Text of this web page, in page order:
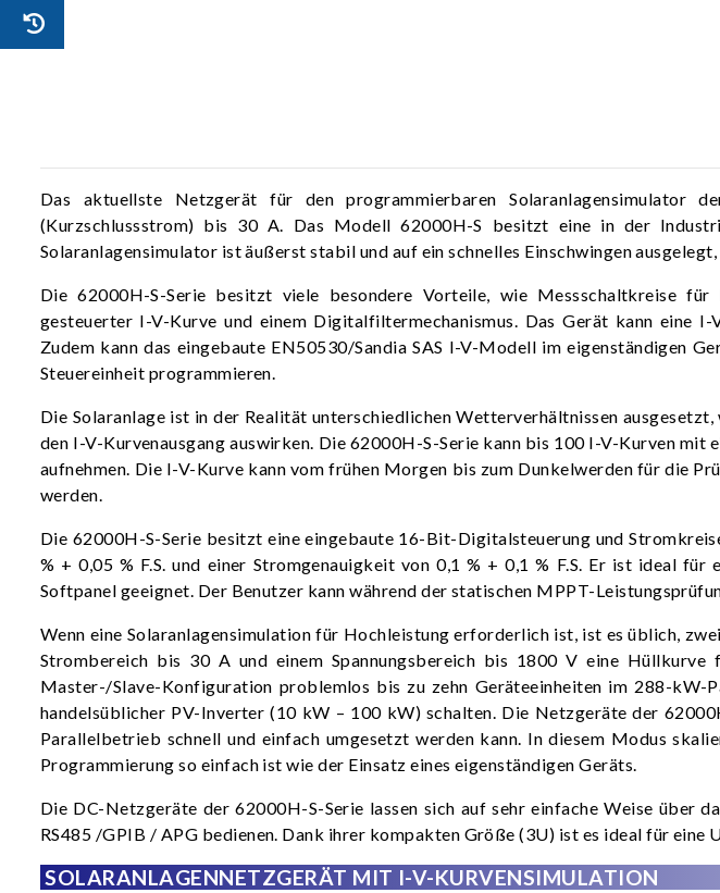
Das aktuellste Netzgerät für den programmierbaren Solaranlagensimulator
(Kurzschlussstrom) bis 30 A. Das Modell 62000H-S besitzt eine in der
Solaranlagensimulator ist äußerst stabil und auf ein schnelles Einschwingen
Die 62000H-S-Serie besitzt viele besondere Vorteile, wie Messschaltkreise
gesteuerter I-V-Kurve und einem Digitalfiltermechanismus. Das Gerät kann eine
Zudem kann das eingebaute EN50530/Sandia SAS I-V-Modell im eigenständigen
Steuereinheit programmieren.
Die Solaranlage ist in der Realität unterschiedlichen Wetterverhältnissen
den I-V-Kurvenausgang auswirken. Die 62000H-S-Serie kann bis 100 I-V-Kurven
aufnehmen. Die I-V-Kurve kann vom frühen Morgen bis zum Dunkelwerden für die
werden.
Die 62000H-S-Serie besitzt eine eingebaute 16-Bit-Digitalsteuerung und
% + 0,05 % F.S. und einer Stromgenauigkeit von 0,1 % + 0,1 % F.S. Er ist ideal
Softpanel geeignet. Der Benutzer kann während der statischen MPPT-
Wenn eine Solaranlagensimulation für Hochleistung erforderlich ist, ist es üblich,
Strombereich bis 30 A und einem Spannungsbereich bis 1800 V eine
Master-/Slave-Konfiguration problemlos bis zu zehn Geräteeinheiten im 288-
handelsüblicher PV-Inverter (10 kW – 100 kW) schalten. Die Netzgeräte der
Parallelbetrieb schnell und einfach umgesetzt werden kann. In diesem Modus
Programmierung so einfach ist wie der Einsatz eines eigenständigen Geräts.
Die DC-Netzgeräte der 62000H-S-Serie lassen sich auf sehr einfache Weise über
RS485 /GPIB / APG bedienen. Dank ihrer kompakten Größe (3U) ist es ideal für
SOLARANLAGENNETZGERÄT MIT I-V-KURVENSIMULATION